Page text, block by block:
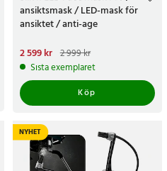
ansiktsmask / LED-mask för
ansiktet / anti-age
Nuvarande pris:
2 599 krTidigare pris
2 599 kr 2 999 kr
Sista exemplaret
Köp
NYHET